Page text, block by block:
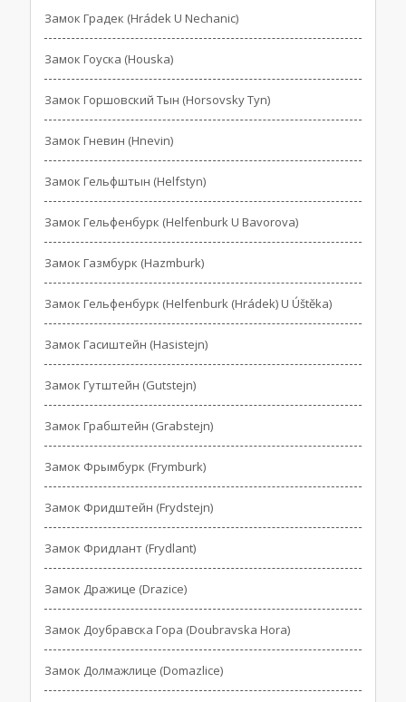
Замок Градек (Hrádek U Nechanic)
Замок Гоуска (Houska)
Замок Горшовский Тын (Horsovsky Tyn)
Замок Гневин (Hnevin)
Замок Гельфштын (Helfstyn)
Замок Гельфенбурк (Helfenburk U Bavorova)
Замок Газмбурк (Hazmburk)
Замок Гельфенбурк (Helfenburk (Hrádek) U Úštěka)
Замок Гасиштейн (Hasistejn)
Замок Гутштейн (Gutstejn)
Замок Грабштейн (Grabstejn)
Замок Фрымбурк (Frymburk)
Замок Фридштейн (Frydstejn)
Замок Фридлант (Frydlant)
Замок Дражице (Drazice)
Замок Доубравска Гора (Doubravska Hora)
Замок Долмажлице (Domazlice)